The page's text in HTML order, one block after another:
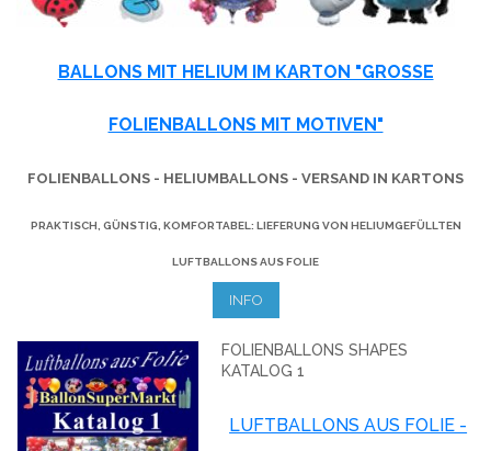
BALLONS MIT HELIUM IM KARTON "GROSSE F
OLIENBALLONS MIT MOTIVEN"
FOLIENBALLONS - HELIUMBALLONS - VERSAND IN KARTONS
PRAKTISCH, GÜNSTIG, KOMFORTABEL: LIEFERUNG VON HELIUMGEFÜLLTEN
LUFTBALLONS AUS FOLIE
INFO
FOLIENBALLONS SHAPES
KATALOG 1
LUFTBALLONS AUS FOLIE -